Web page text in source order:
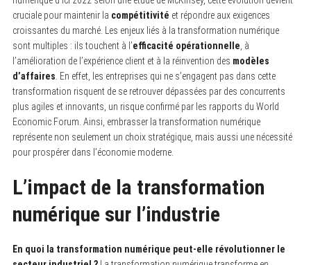
cruciale pour maintenir la compétitivité et répondre aux exigences
croissantes du marché. Les enjeux liés à la transformation numérique
sont multiples : ils touchent à l’efficacité opérationnelle, à
l’amélioration de l’expérience client et à la réinvention des modèles
d’affaires. En effet, les entreprises qui ne s’engagent pas dans cette
transformation risquent de se retrouver dépassées par des concurrents
plus agiles et innovants, un risque confirmé par les rapports du World
Economic Forum. Ainsi, embrasser la transformation numérique
représente non seulement un choix stratégique, mais aussi une nécessité
pour prospérer dans l’économie moderne.
L’impact de la transformation
numérique sur l’industrie
En quoi la transformation numérique peut-elle révolutionner le